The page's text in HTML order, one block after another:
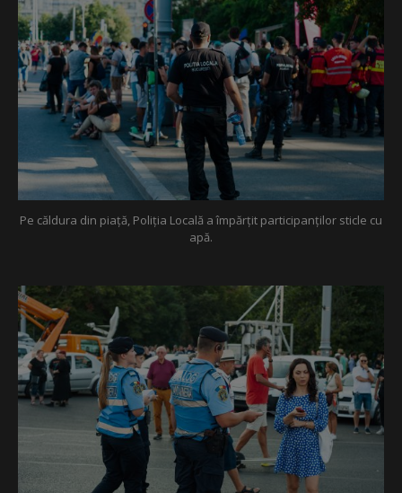
Pe căldura din piață, Poliția Locală a împărțit participanților sticle cu
apă.